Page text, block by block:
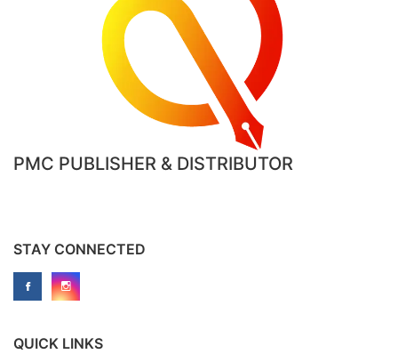
PMC PUBLISHER & DISTRIBUTOR
STAY CONNECTED
QUICK LINKS